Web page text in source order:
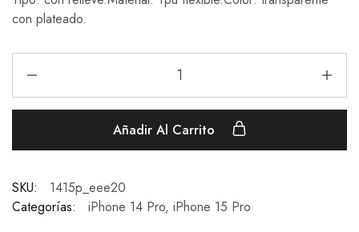
con plateado.
Añadir Al Carrito
SKU:
1415p_eee20
Categorías:
iPhone 14 Pro, iPhone 15 Pro